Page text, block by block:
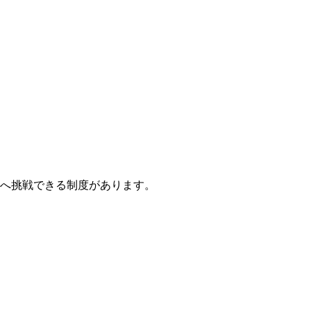
挑戦できる制度があります。